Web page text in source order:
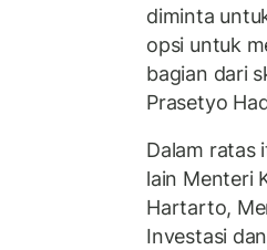
diminta
opsi untuk
bagian dari
Prasetyo
Dalam ratas
lain Menteri
Hartarto,
Investasi